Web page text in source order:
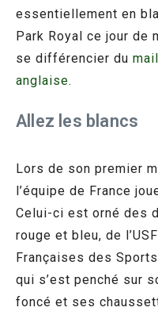
essentiellement en
Park Royal ce jour de
se différencier du
anglaise.
Allez les blancs
Lors de son premier
l’équipe de France
Celui-ci est orné des
rouge et bleu, de
Françaises des
qui s’est penché sur
foncé et ses